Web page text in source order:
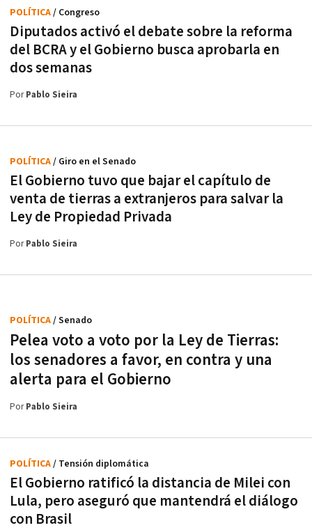
Diputados activó el debate sobre la reforma
del BCRA y el Gobierno busca aprobarla en
dos semanas
POLÍTICA/ Congreso
PorPablo Sieira
El Gobierno tuvo que bajar el capítulo de
venta de tierras a extranjeros para salvar la
Ley de Propiedad Privada
POLÍTICA/ Giro en el Senado
PorPablo Sieira
Pelea voto a voto por la Ley de Tierras:
los senadores a favor, en contra y una
alerta para el Gobierno
POLÍTICA/ Senado
PorPablo Sieira
El Gobierno ratificó la distancia de Milei con
Lula, pero aseguró que mantendrá el diálogo
con Brasil
POLÍTICA/ Tensión diplomática